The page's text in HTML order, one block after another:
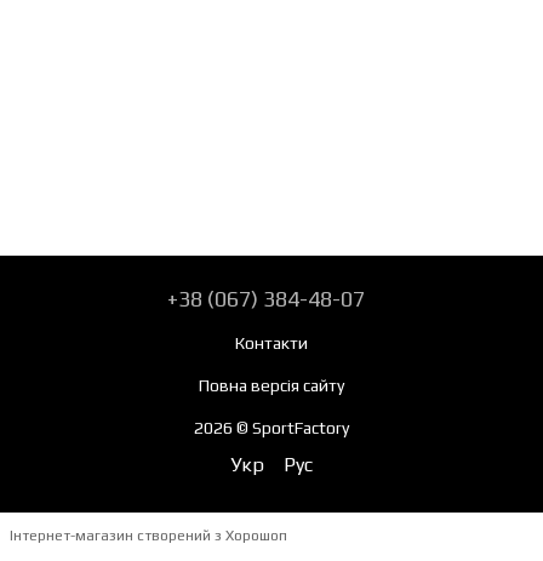
+38 (067) 384-48-07
Контакти
Повна версія сайту
2026 © SportFactory
Укр Рус
Інтернет-магазин створений з Хорошоп